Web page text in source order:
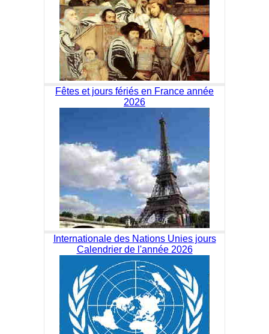
Fêtes et jours fériés en France année
2026
Internationale des Nations Unies jours
Calendrier de l'année 2026